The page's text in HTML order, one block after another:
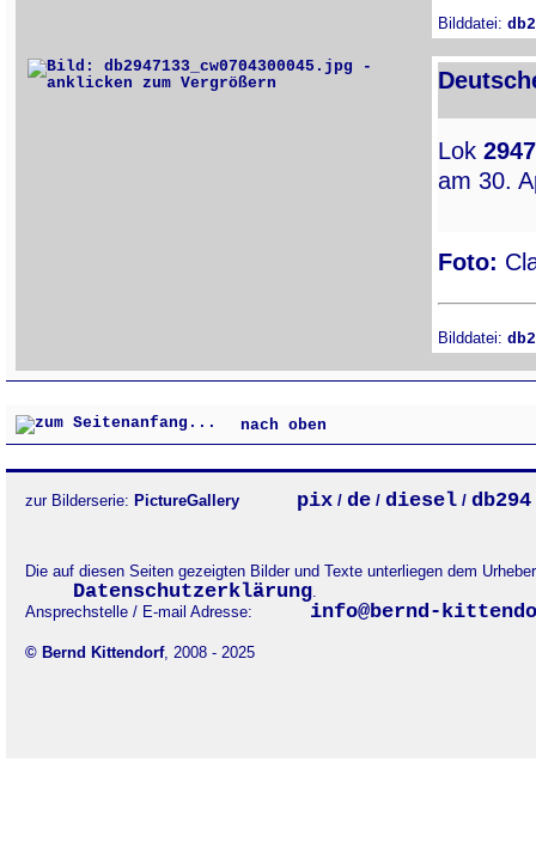
Bilddatei:
Lok
am 30.
Foto:
Bilddatei:
nach oben
zur Bilderserie: PictureGallery pix / de / diesel / db294
Die auf diesen Seiten gezeigten Bilder und Texte unterliegen dem
Datenschutzerklärung.
Ansprechstelle / E-mail Adresse:
info@bernd-
© Bernd Kittendorf, 2008 - 2025